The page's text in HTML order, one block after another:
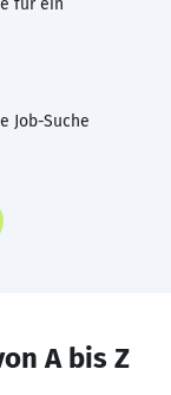
Job-Suche
A bis Z